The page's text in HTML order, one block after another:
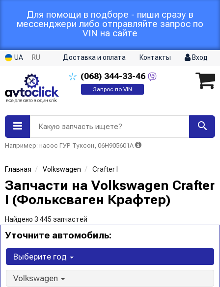
Для помощи в подборе - пиши сразу в
мессенджери либо отправляйте запрос по
VIN на сайте
UA RU Доставка и оплата Контакты Вход
(068) 344-33-46
Запрос по VIN
Какую запчасть ищете?
Например: насос ГУР Туксон, 06H905601A
Главная Volkswagen Crafter I
Запчасти на Volkswagen Crafter
I (Фольксваген Крафтер)
Найдено 3 445 запчастей
Уточните автомобиль:
Выберите год
Volkswagen